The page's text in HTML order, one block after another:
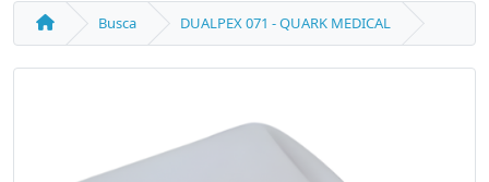
Busca DUALPEX 071 - QUARK MEDICAL